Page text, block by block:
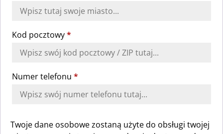
Kod pocztowy*
Numer telefonu *
Twoje dane osobowe zostaną użyte do obsługi twojej